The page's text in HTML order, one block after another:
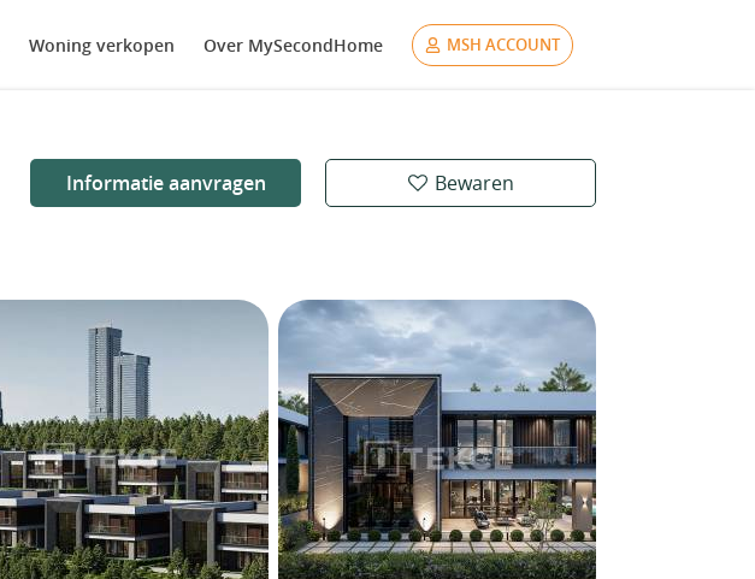
Woning verkopen Over MySecondHome MSH ACCOUNT
Informatie aanvragen Bewaren